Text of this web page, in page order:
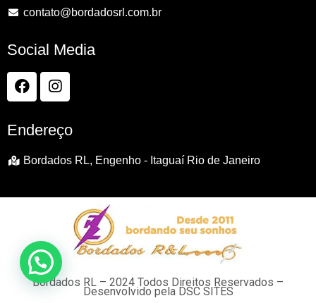
contato@bordadosrl.com.br
Social Media
Endereço
Bordados RL, Engenho - Itaguaí Rio de Janeiro
Bordados RL – 2024 Todos Direitos Reservados –
Desenvolvido pela DSC SITES